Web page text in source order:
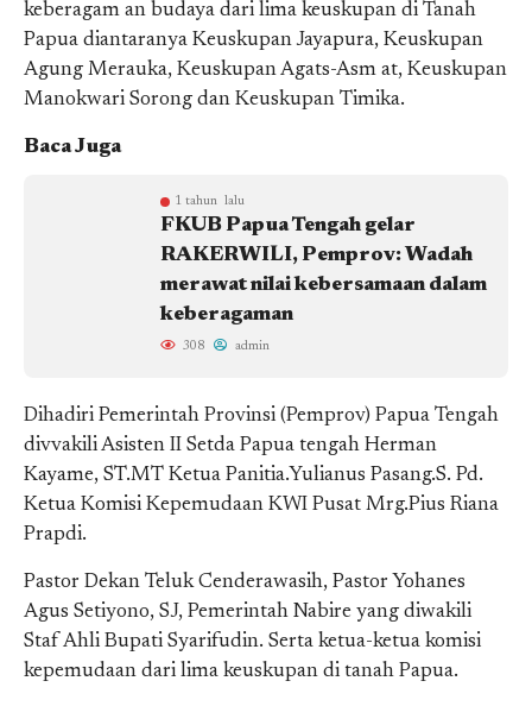
keberagam an budaya dari lima keuskupan di Tanah
Papua diantaranya Keuskupan Jayapura, Keuskupan
Agung Merauka, Keuskupan Agats-Asm at, Keuskupan
Manokwari Sorong dan Keuskupan Timika.
Baca Juga
1 tahun lalu
FKUB Papua Tengah gelar
RAKERWILI, Pemprov: Wadah
merawat nilai kebersamaan dalam
keberagaman
308 admin
Dihadiri Pemerintah Provinsi (Pemprov) Papua Tengah
divvakili Asisten II Setda Papua tengah Herman
Kayame, ST.MT Ketua Panitia.Yulianus Pasang.S. Pd.
Ketua Komisi Kepemudaan KWI Pusat Mrg.Pius Riana
Prapdi.
Pastor Dekan Teluk Cenderawasih, Pastor Yohanes
Agus Setiyono, SJ, Pemerintah Nabire yang diwakili
Staf Ahli Bupati Syarifudin. Serta ketua-ketua komisi
kepemudaan dari lima keuskupan di tanah Papua.